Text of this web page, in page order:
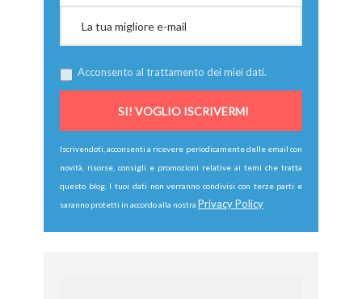
Acconsento al trattamento dei miei dati.
Iscrivendoti, acconsenti a ricevere periodicamente delle email con
novità, risorse, consigli e promozioni relative ai temi che tratta
questo blog. I tuoi dati non verranno condivisi con terze parti e
saranno protetti in accordo alla nostra Privacy Policy